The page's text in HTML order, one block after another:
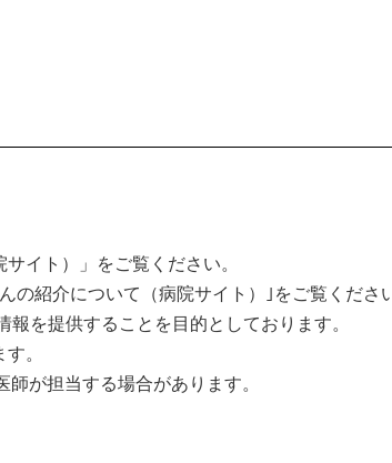
イト）」をご覧ください。
の紹介について（病院サイト）｣をご覧くださ
を提供することを目的としております。
。
が担当する場合があります。